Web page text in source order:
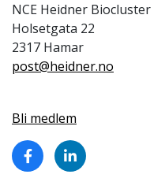
NCE Heidner Biocluster
Holsetgata 22
2317 Hamar
post@heidner.no
Bli medlem